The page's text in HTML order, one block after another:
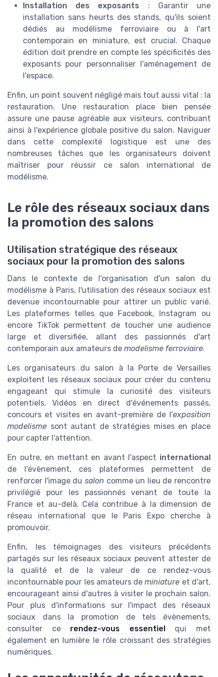
Installation des exposants : Garantir une
installation sans heurts des stands, qu'ils soient
dédiés au modélisme ferroviaire ou à l'art
contemporain en miniature, est crucial. Chaque
édition doit prendre en compte les spécificités des
exposants pour personnaliser l'aménagement de
l'espace.
Enfin, un point souvent négligé mais tout aussi vital : la
restauration. Une restauration place bien pensée
assure une pause agréable aux visiteurs, contribuant
ainsi à l'expérience globale positive du salon. Naviguer
dans cette complexité logistique est une des
nombreuses tâches que les organisateurs doivent
maîtriser pour réussir ce salon international de
modélisme.
Le rôle des réseaux sociaux dans
la promotion des salons
Utilisation stratégique des réseaux
sociaux pour la promotion des salons
Dans le contexte de l'organisation d'un salon du
modélisme à Paris, l'utilisation des réseaux sociaux est
devenue incontournable pour attirer un public varié.
Les plateformes telles que Facebook, Instagram ou
encore TikTok permettent de toucher une audience
large et diversifiée, allant des passionnés d'art
contemporain aux amateurs de modelisme ferroviaire.
Les organisateurs du salon à la Porte de Versailles
exploitent les réseaux sociaux pour créer du contenu
engageant qui stimule la curiosité des visiteurs
potentiels. Vidéos en direct d'événements passés,
concours et visites en avant-première de l'exposition
modelisme sont autant de stratégies mises en place
pour capter l'attention.
En outre, en mettant en avant l'aspect international
de l'évènement, ces plateformes permettent de
renforcer l'image du salon comme un lieu de rencontre
privilégié pour les passionnés venant de toute la
France et au-delà. Cela contribue à la dimension de
réseau international que le Paris Expo cherche à
promouvoir.
Enfin, les témoignages des visiteurs précédents
partagés sur les réseaux sociaux peuvent attester de
la qualité et de la valeur de ce rendez-vous
incontournable pour les amateurs deminiature et d'art,
encourageant ainsi d'autres à visiter le prochain salon.
Pour plus d'informations sur l'impact des réseaux
sociaux dans la promotion de tels évènements,
consulter ce rendez-vous essentielqui met
également en lumière le rôle croissant des stratégies
numériques.